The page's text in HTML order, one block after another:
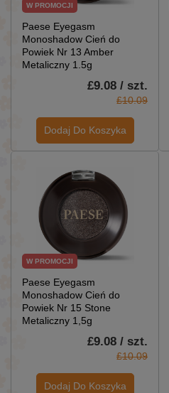
W PROMOCJI
Paese Eyegasm
Monoshadow Cień do
Powiek Nr 13 Amber
Metaliczny 1.5g
£9.08 / szt.
£10.09
Dodaj Do Koszyka
W PROMOCJI
Paese Eyegasm
Monoshadow Cień do
Powiek Nr 15 Stone
Metaliczny 1,5g
£9.08 / szt.
£10.09
Dodaj Do Koszyka